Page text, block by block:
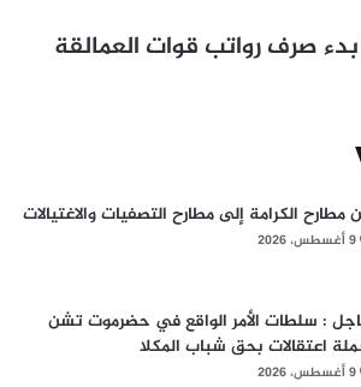
صرف رواتب قوات العمالقة
مطارح الكرامة إلى مطارح التصفيات والاغتيالات
9 أغسطس، 2026
: سلطات الأمر الواقع في حضرموت تشن
اعتقالات بحق شباب المكلا
9 أغسطس، 2026